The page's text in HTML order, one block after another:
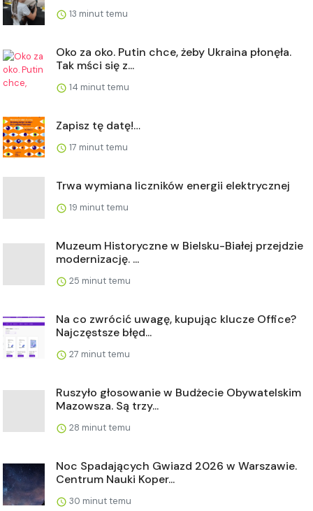
13 minut temu
Oko za oko. Putin chce, żeby Ukraina płonęła.
Tak mści się z...
14 minut temu
Zapisz tę datę!…
17 minut temu
Trwa wymiana liczników energii elektrycznej
19 minut temu
Muzeum Historyczne w Bielsku-Białej przejdzie
modernizację. ...
25 minut temu
Na co zwrócić uwagę, kupując klucze Office?
Najczęstsze błęd...
27 minut temu
Ruszyło głosowanie w Budżecie Obywatelskim
Mazowsza. Są trzy...
28 minut temu
Noc Spadających Gwiazd 2026 w Warszawie.
Centrum Nauki Koper...
30 minut temu